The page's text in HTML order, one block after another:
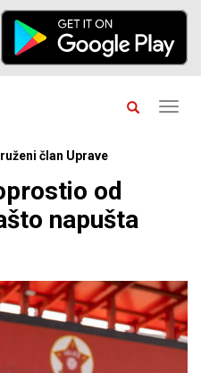
član Uprave
od
napušta